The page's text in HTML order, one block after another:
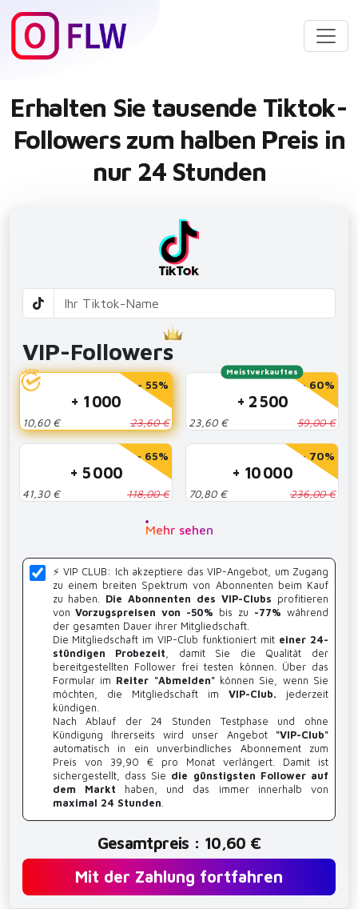
Erhalten Sie tausende Tiktok-
Followers zum halben Preis in
nur 24 Stunden
VIP-Followers
- 55%
+ 1 000
10,60 € 23,60 €
Meistverkauftes
- 60%
+ 2 500
23,60 € 59,00 €
- 65%
+ 5 000
41,30 € 118,00 €
- 70%
+ 10 000
70,80 € 236,00 €
Mehr sehen
⚡️ VIP CLUB: Ich akzeptiere das VIP-Angebot, um Zugang
zu einem breiten Spektrum von Abonnenten beim Kauf
zu haben. Die Abonnenten des VIP-Clubs profitieren
vonVorzugspreisen von -50% bis zu -77% während
der gesamten Dauer ihrer Mitgliedschaft.
Die Mitgliedschaft im VIP-Club funktioniert mit einer 24-
stündigen Probezeit , damit Sie die Qualität der
bereitgestellten Follower frei testen können. Über das
Formular im Reiter "Abmelden"können Sie, wenn Sie
möchten, die Mitgliedschaft im VIP-Club. jederzeit
kündigen.
Nach Ablauf der 24 Stunden Testphase und ohne
Kündigung Ihrerseits wird unser Angebot "VIP-Club"
automatisch in ein unverbindliches Abonnement zum
Preis von 39,90 € pro Monat verlängert. Damit ist
sichergestellt, dass Sie die günstigsten Follower auf
dem Markt haben, und das immer innerhalb von
maximal 24 Stunden
Gesamtpreis : 10,60 €
Mit der Zahlung fortfahren